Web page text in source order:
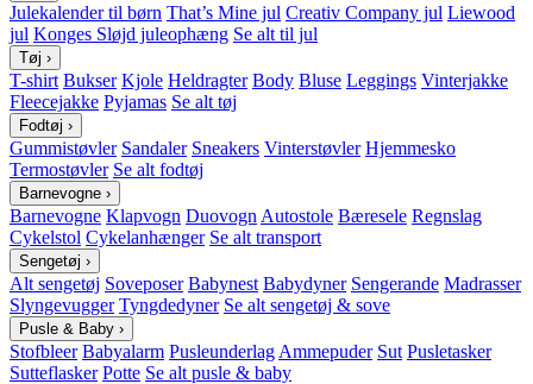
Julekalender til børn That’s Mine jul Creativ Company jul Liewood
jul Konges Sløjd juleophæng Se alt til jul
Tøj ›
T-shirt Bukser Kjole Heldragter Body Bluse Leggings Vinterjakke
Fleecejakke Pyjamas Se alt tøj
Fodtøj ›
Gummistøvler Sandaler Sneakers Vinterstøvler Hjemmesko
Termostøvler Se alt fodtøj
Barnevogne ›
Barnevogne Klapvogn Duovogn Autostole Bæresele Regnslag
Cykelstol Cykelanhænger Se alt transport
Sengetøj ›
Alt sengetøj Soveposer Babynest Babydyner Sengerande Madrasser
Slyngevugger Tyngdedyner Se alt sengetøj & sove
Pusle & Baby ›
Stofbleer Babyalarm Pusleunderlag Ammepuder Sut Pusletasker
Sutteflasker Potte Se alt pusle & baby